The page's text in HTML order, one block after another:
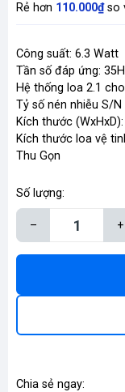
Rẻ hơn 110.000₫so
Công suất: 6.3 Watt
Tần số đáp ứng:
Hệ thống loa 2.1
Tỷ số nén nhiễu S/N
Kích thước
Kích thước loa vệ
Thu Gọn
Số lượng:
– +
Chia sẻ ngay: